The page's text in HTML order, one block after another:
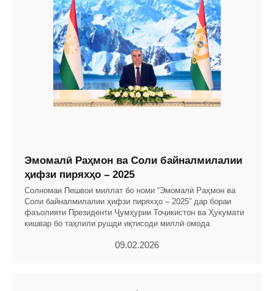
Эмомалӣ Раҳмон ва Соли байналмилалии
ҳифзи пиряхҳо – 2025
Солномаи Пешвои миллат бо номи “Эмомалӣ Раҳмон ва
Соли байналмилалии ҳифзи пиряхҳо – 2025” дар бораи
фаъолияти Президенти Ҷумҳурии Тоҷикистон ва Ҳукумати
кишвар бо таҳлили рушди иқтисоди миллӣ омода
09.02.2026